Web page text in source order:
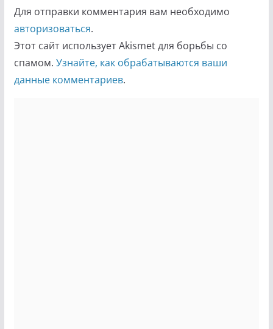
Для отправки комментария вам необходимо
авторизоваться.
Этот сайт использует Akismet для борьбы со
спамом. Узнайте, как обрабатываются ваши
данные комментариев.